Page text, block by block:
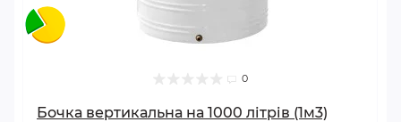
0
Бочка вертикальна на 1000 літрів (1м3)